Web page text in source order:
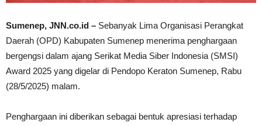
Sumenep, JNN.co.id – Sebanyak Lima Organisasi Perangkat
Daerah (OPD) Kabupaten Sumenep menerima penghargaan
bergengsi dalam ajang Serikat Media Siber Indonesia (SMSI)
Award 2025 yang digelar di Pendopo Keraton Sumenep, Rabu
(28/5/2025) malam.
Penghargaan ini diberikan sebagai bentuk apresiasi terhadap